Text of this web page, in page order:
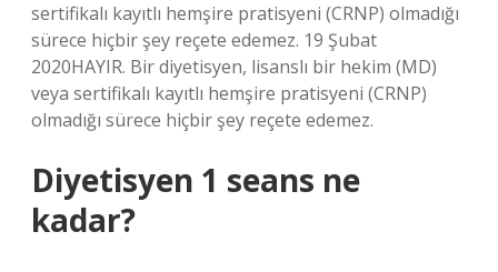
sertifikalı kayıtlı hemşire pratisyeni (CRNP) olmadığı
sürece hiçbir şey reçete edemez. 19 Şubat
2020HAYIR. Bir diyetisyen, lisanslı bir hekim (MD)
veya sertifikalı kayıtlı hemşire pratisyeni (CRNP)
olmadığı sürece hiçbir şey reçete edemez.
Diyetisyen 1 seans ne
kadar?